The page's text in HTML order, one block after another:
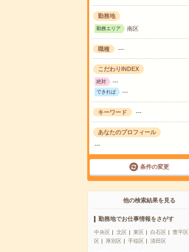
勤務地
勤務エリア 南区
職種 ---
こだわりINDEX
絶対 ---
できれば ---
キーワード ---
あなたのプロフィール
---
条件の変更
他の検索結果を見る
勤務地でお仕事情報をさがす
中央区 北区 東区 白石区 豊平区
区
厚別区 手稲区 清田区